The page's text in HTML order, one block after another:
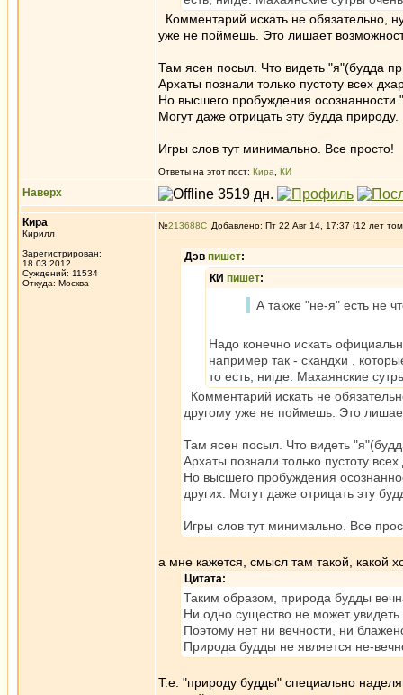
Комментарий искать не обязательно,
уже не поймешь. Это лишает
Там ясен посыл. Что видеть "я"(будда
Архаты познали только пустоту всех
Но высшего пробуждения осознанности
Могут даже отрицать эту будда природу.
Игры слов тут минимально. Все просто!
Ответы на этот пост: Кира КИ
Наверх
Кира
Кирилл
Зарегистрирован:
18.03.2012
Суждений: 11534
Откуда: Москва
№213688 Добавлено: Пт 22 Авг 14, 17:37 (12 лет
Дэв пишет:
КИ пишет:
А также "не-я" есть не
Надо конечно искать
например так - скандхи ,
то есть, нигде. Махаянские
Комментарий искать не
другому уже не поймешь. Это
Там ясен посыл. Что видеть
Архаты познали только пустоту
Но высшего пробуждения
других. Могут даже отрицать эту
Игры слов тут минимально. Все
а мне кажется, смысл там такой, какой
Цитата:
Таким образом, природа будды
Ни одно существо не может увидеть
Поэтому нет ни вечности, ни
Природа будды не является не-
Т.е. "природу будды" специально